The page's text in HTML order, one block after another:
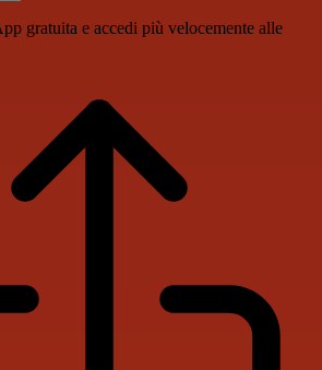
gratuita e accedi più velocemente alle